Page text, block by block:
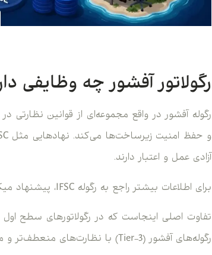
رگولاتور آفشور چه وظایفی
رگوله آفشور در واقع مجموعه‌ای از قوانین نظارتی
آزادی عمل و اعتبار دارند.
برای اطلاعات بیشتر راجع به رگوله IFSC، پیشنهاد میکنیم مقاله
رگوله‌های آفشور (Tier-3) با نظارت‌های منعطف‌تر و مالیات کمتر روبرو هستیم.